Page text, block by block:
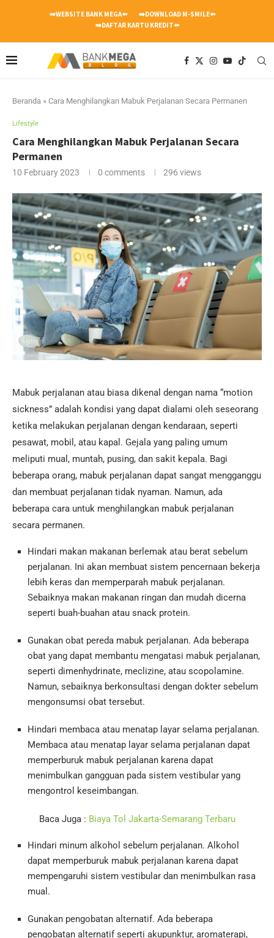
➡️WEBSITE BANK MEGA⬅️
➡️DOWNLOAD M-SMILE⬅️
➡️DAFTAR KARTU KREDIT⬅️
Beranda » Cara Menghilangkan Mabuk Perjalanan Secara Permanen
Lifestyle
Cara Menghilangkan Mabuk Perjalanan Secara
Permanen
10 February 2023 0 comments 296 views
Mabuk perjalanan atau biasa dikenal dengan nama “motion
sickness” adalah kondisi yang dapat dialami oleh seseorang
ketika melakukan perjalanan dengan kendaraan, seperti
pesawat, mobil, atau kapal. Gejala yang paling umum
meliputi mual, muntah, pusing, dan sakit kepala. Bagi
beberapa orang, mabuk perjalanan dapat sangat mengganggu
dan membuat perjalanan tidak nyaman. Namun, ada
beberapa cara untuk menghilangkan mabuk perjalanan
secara permanen.
Hindari makan makanan berlemak atau berat sebelum
perjalanan. Ini akan membuat sistem pencernaan bekerja
lebih keras dan memperparah mabuk perjalanan.
Sebaiknya makan makanan ringan dan mudah dicerna
seperti buah-buahan atau snack protein.
Gunakan obat pereda mabuk perjalanan. Ada beberapa
obat yang dapat membantu mengatasi mabuk perjalanan,
seperti dimenhydrinate, meclizine, atau scopolamine.
Namun, sebaiknya berkonsultasi dengan dokter sebelum
mengonsumsi obat tersebut.
Hindari membaca atau menatap layar selama perjalanan.
Membaca atau menatap layar selama perjalanan dapat
memperburuk mabuk perjalanan karena dapat
menimbulkan gangguan pada sistem vestibular yang
mengontrol keseimbangan.
Baca Juga : Biaya Tol Jakarta-Semarang Terbaru
Hindari minum alkohol sebelum perjalanan. Alkohol
dapat memperburuk mabuk perjalanan karena dapat
mempengaruhi sistem vestibular dan menimbulkan rasa
mual.
Gunakan pengobatan alternatif. Ada beberapa
pengobatan alternatif seperti akupunktur, aromaterapi,